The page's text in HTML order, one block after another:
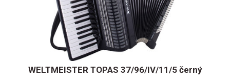
WELTMEISTER TOPAS 37/96/IV/11/5 černý